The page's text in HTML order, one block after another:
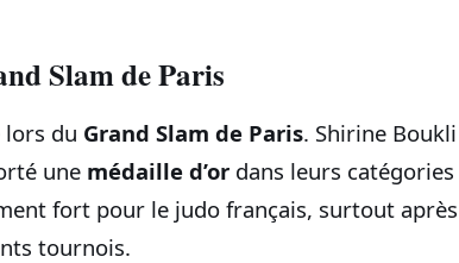
Slam de Paris
lors du Grand Slam de Paris. Shirine Boukli
une médaille d’or dans leurs catégories
fort pour le judo français, surtout après
tournois.